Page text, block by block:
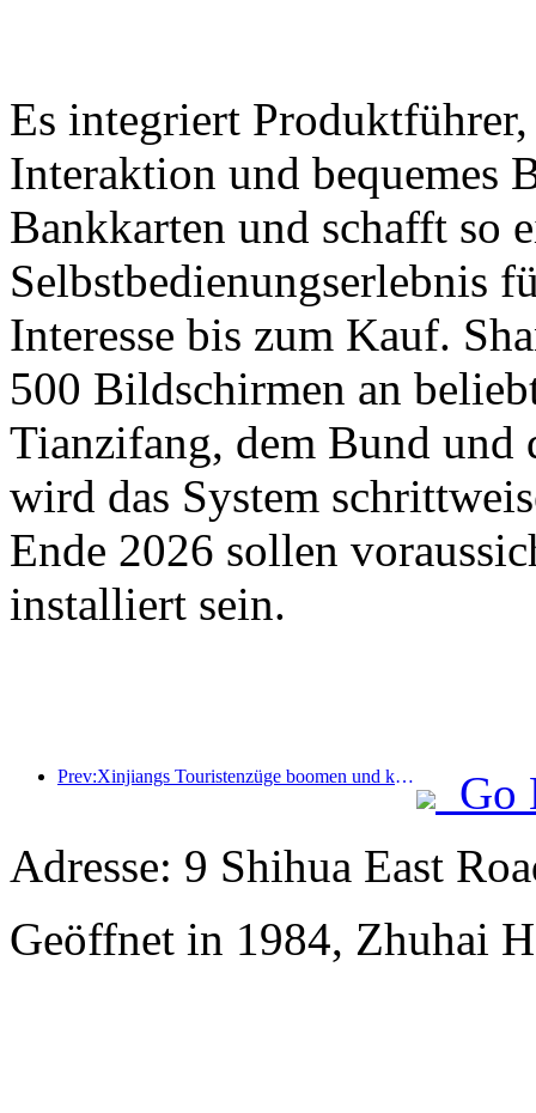
Es integriert
Interaktion und bequemes
Bankkarten und schafft so
Selbstbedienungserlebnis
Interesse bis zum Kauf.
500 Bildschirmen an
Tianzifang, dem Bund und
wird das System
Ende 2026 sollen
installiert sein.
Prev:Xinjiangs Touristenzüge boomen und kurbeln die Kultur- und Tourismuswirtschaft an
Go
Adresse: 9 Shihua East
Geöffnet in 1984, Zhuhai